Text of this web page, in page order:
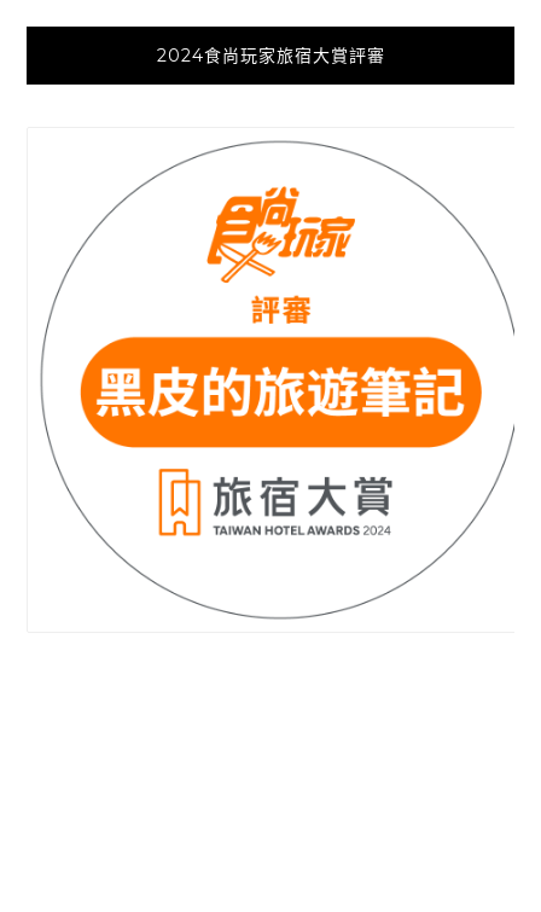
2024食尚玩家旅宿大賞評審